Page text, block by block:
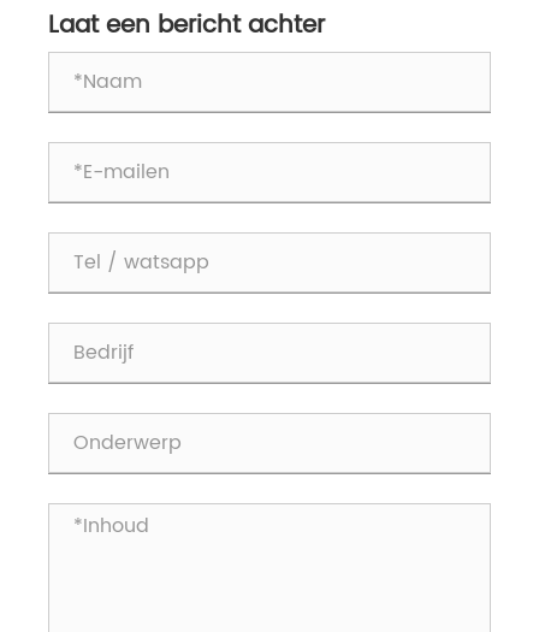
Amerikaanse tariefeffect tegen te gaan
Laat een bericht achter